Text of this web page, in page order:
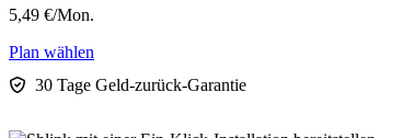
5,49 €/Mon.
Plan wählen
30 Tage Geld-zurück-Garantie